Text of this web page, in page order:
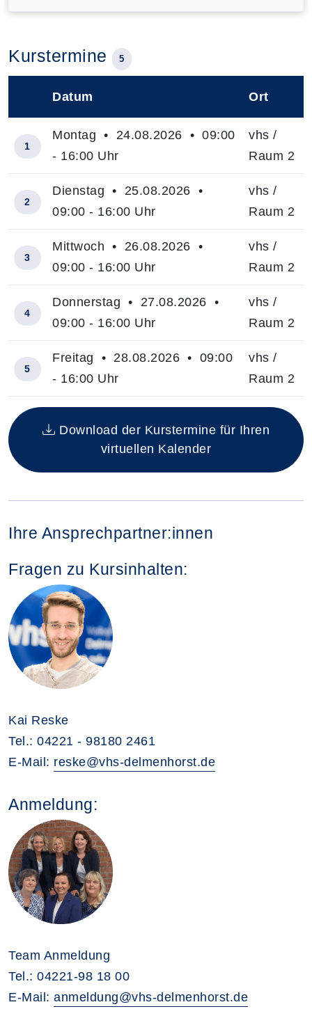
Kurstermine 5
Insgesamt gibt es 5 Termine zum diesen Kurs
Datum Ort
1
Montag • 24.08.2026 • 09:00
- 16:00 Uhr
vhs /
Raum 2
2
Dienstag • 25.08.2026 •
09:00 - 16:00 Uhr
vhs /
Raum 2
3
Mittwoch • 26.08.2026 •
09:00 - 16:00 Uhr
vhs /
Raum 2
4
Donnerstag • 27.08.2026 •
09:00 - 16:00 Uhr
vhs /
Raum 2
5
Freitag • 28.08.2026 • 09:00
- 16:00 Uhr
vhs /
Raum 2
Download der Kurstermine für Ihren
virtuellen Kalender
Ihre Ansprechpartner:innen
Fragen zu Kursinhalten:
Kai Reske
Tel.: 04221 - 98180 2461
E-Mail: reske@vhs-delmenhorst.de
Anmeldung:
Team Anmeldung
Tel.: 04221-98 18 00
E-Mail: anmeldung@vhs-delmenhorst.de